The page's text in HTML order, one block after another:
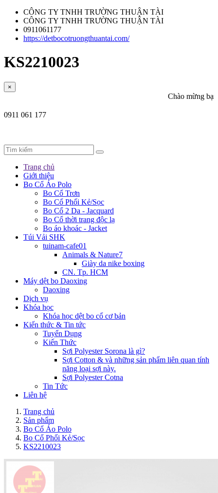
CÔNG TY TNHH TRƯỜNG THUẬN TÀI
CÔNG TY TNHH TRƯỜNG THUẬN TÀI
0911061177
https://detbocotruongthuantai.com/
KS2210023
×
Chào mừng bạn đến
0911 061 177
Trang chủ
Giới thiệu
Bo Cổ Áo Polo
Bo Cổ Trơn
Bo Cổ Phối Kẻ/Sọc
Bo Cổ 2 Da - Jacquard
Bo Cổ thời trang độc lạ
Bo áo khoác - Jacket
Túi Vải SHK
tuinam-cafe01
Animals & Nature7
Giày da nike boxing
CN. Tp. HCM
Máy dệt bo Daoxing
Daoxing
Dịch vụ
Khóa học
Khóa học dệt bo cổ cơ bản
Kiến thức & Tin tức
Tuyển Dụng
Kiến Thức
Sợi Polyester Sorona là gì?
Sợi Cotton & và những sản phẩm liên quan tính
năng loại sợi này.
Sợi Polyester Cotna
Tin Tức
Liên hệ
Trang chủ
Sản phẩm
Bo Cổ Áo Polo
Bo Cổ Phối Kẻ/Sọc
KS2210023